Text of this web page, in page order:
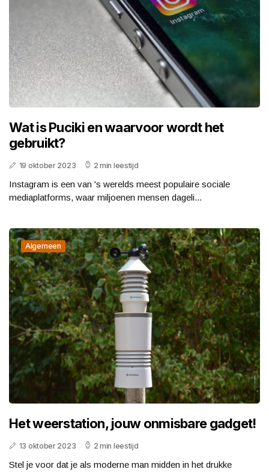
Wat is Puciki en waarvoor wordt het
gebruikt?
19 oktober 2023 2 min leestijd
Instagram is een van 's werelds meest populaire sociale
mediaplatforms, waar miljoenen mensen dageli...
Algemeen
Het weerstation, jouw onmisbare gadget!
13 oktober 2023 2 min leestijd
Stel je voor dat je als moderne man midden in het drukke